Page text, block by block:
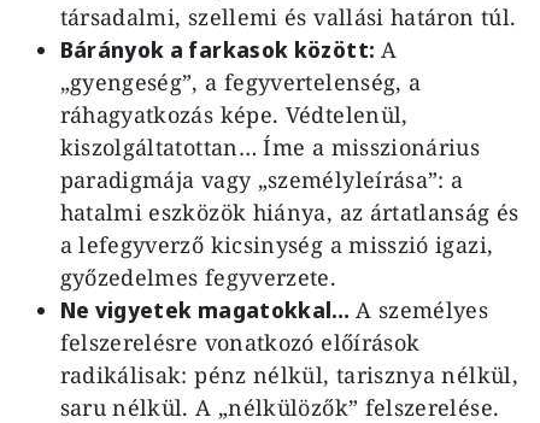
társadalmi, szellemi és vallási határon túl.
Bárányok a farkasok között: A
„gyengeség”, a fegyvertelenség, a
ráhagyatkozás képe. Védtelenül,
kiszolgáltatottan… Íme a misszionárius
paradigmája vagy „személyleírása”: a
hatalmi eszközök hiánya, az ártatlanság és
a lefegyverző kicsinység a misszió igazi,
győzedelmes fegyverzete.
Ne vigyetek magatokkal… A személyes
felszerelésre vonatkozó előírások
radikálisak: pénz nélkül, tarisznya nélkül,
saru nélkül. A „nélkülözők” felszerelése.